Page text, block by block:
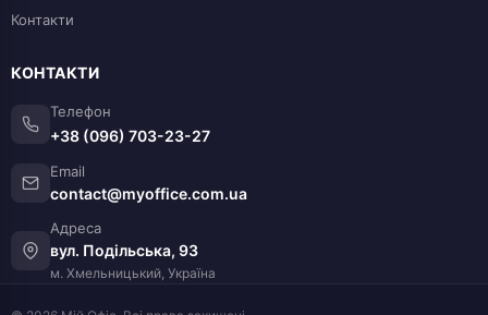
Контакти
КОНТАКТИ
Телефон
+38 (096) 703-23-27
Email
contact@myoffice.com.ua
Адреса
вул. Подільська, 93
м. Хмельницький, Україна